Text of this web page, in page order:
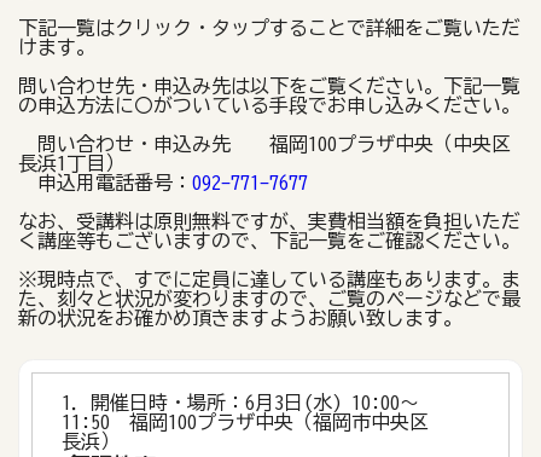
下記一覧はクリック・タップすることで詳細をご覧いただ
けます。
問い合わせ先・申込み先は以下をご覧ください。下記一覧
の申込方法に〇がついている手段でお申し込みください。
問い合わせ・申込み先 福岡100プラザ中央（中央区
長浜1丁目）
申込用電話番号： 092-771-7677
なお、受講料は原則無料ですが、実費相当額を負担いただ
く講座等もございますので、下記一覧をご確認ください。
※現時点で、すでに定員に達している講座もあります。ま
た、刻々と状況が変わりますので、ご覧のページなどで最
新の状況をお確かめ頂きますようお願い致します。
1．開催日時・場所：6月3日(水) 10:00〜
11:50 福岡100プラザ中央（福岡市中央区
長浜）